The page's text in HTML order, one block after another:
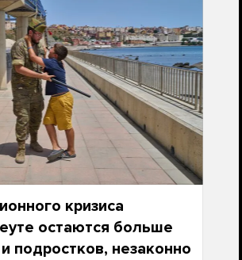
кризиса
остаются больше
подростков, незаконно